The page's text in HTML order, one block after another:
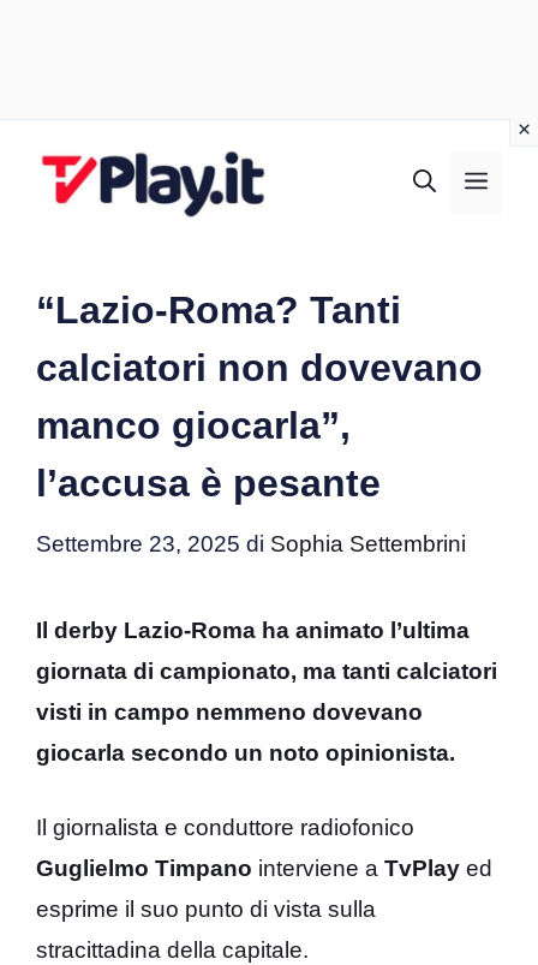
“Lazio-Roma? Tanti
calciatori non dovevano
manco giocarla”,
l’accusa è pesante
Settembre 23, 2025 di Sophia Settembrini
Il derby Lazio-Roma ha animato l’ultima
giornata di campionato, ma tanti calciatori
visti in campo nemmeno dovevano
giocarla secondo un noto opinionista.
Il giornalista e conduttore radiofonico
Guglielmo Timpano interviene a TvPlay ed
esprime il suo punto di vista sulla
stracittadina della capitale.